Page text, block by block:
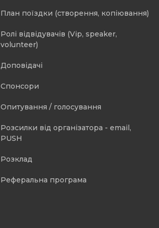
План поїздки (створення, копіювання)
Ролі відвідувачів (Vip, speaker,
volunteer)
Доповідачі
Спонсори
Опитування / голосування
Розсилки від організатора - email,
PUSH
Розклад
Реферальна програма